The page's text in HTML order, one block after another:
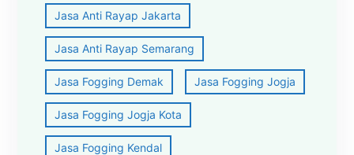
Jasa Anti Rayap Jakarta
Jasa Anti Rayap Semarang
Jasa Fogging Demak Jasa Fogging Jogja
Jasa Fogging Jogja Kota
Jasa Fogging Kendal